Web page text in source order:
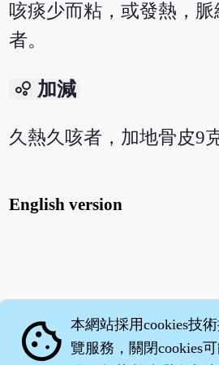
咳痰少而粘，或發熱，
者。
bubble_chart 加減
久熱久咳者，加地骨皮9克
English version
cookie 本網站採用cookies技
覽服務，關閉cookies